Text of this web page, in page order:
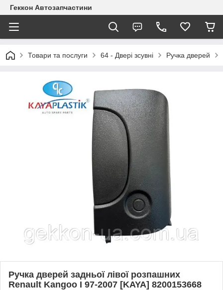
Геккон Автозапчастини
Товари та послуги 64 - Двері зсувні Ручка дверей
Ручка дверей задньої лівої розпашних
Renault Kangoo I 97-2007 [KAYA] 8200153668